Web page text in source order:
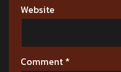
Website
Comment *